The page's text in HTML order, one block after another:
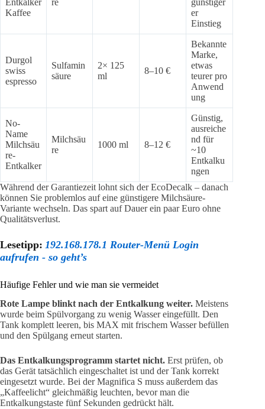
Kaffee
er
Einstieg
Durgol
swiss
espresso
Sulfamin
säure
2× 125
ml
8–10 €
Bekannte
Marke,
etwas
teurer pro
Anwend
ung
No-
Name
Milchsäu
re-
Entkalker
Milchsäu
re
1000 ml 8–12 €
Günstig,
ausreiche
nd für
~10
Entkalku
ngen
Während der Garantiezeit lohnt sich der EcoDecalk – danach
können Sie problemlos auf eine günstigere Milchsäure-
Variante wechseln. Das spart auf Dauer ein paar Euro ohne
Qualitätsverlust.
Lesetipp: 192.168.178.1 Router-Menü Login
aufrufen - so geht’s
Häufige Fehler und wie man sie vermeidet
Rote Lampe blinkt nach der Entkalkung weiter. Meistens
wurde beim Spülvorgang zu wenig Wasser eingefüllt. Den
Tank komplett leeren, bis MAX mit frischem Wasser befüllen
und den Spülgang erneut starten.
Das Entkalkungsprogramm startet nicht. Erst prüfen, ob
das Gerät tatsächlich eingeschaltet ist und der Tank korrekt
eingesetzt wurde. Bei der Magnifica S muss außerdem das
„Kaffeelicht“ gleichmäßig leuchten, bevor man die
Entkalkungstaste fünf Sekunden gedrückt hält.